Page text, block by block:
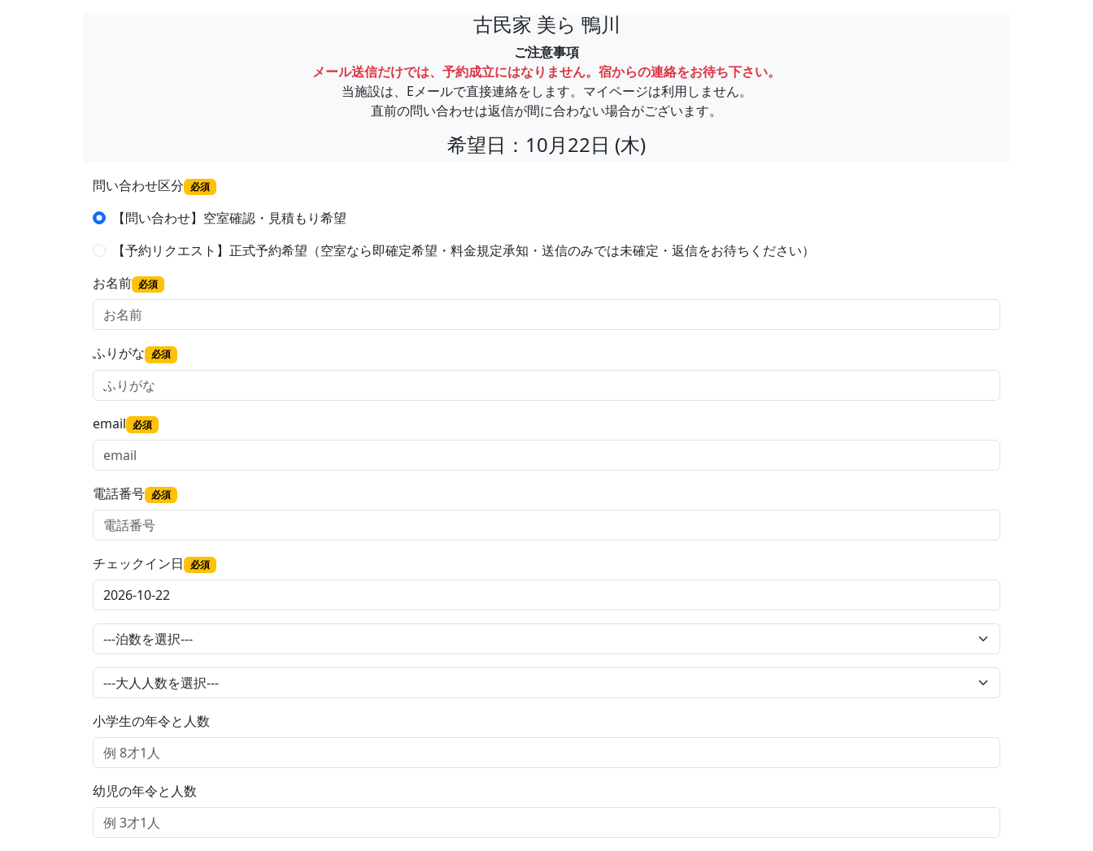
古民家 美ら 鴨川
ご注意事項
メール送信だけでは、予約成立にはなりません。宿からの連絡をお待ち下さい。
当施設は、Eメールで直接連絡をします。マイページは利用しません。
直前の問い合わせは返信が間に合わない場合がございます。
希望日：10月22日 (木)
問い合わせ区分 必須
【問い合わせ】空室確認・見積もり希望
【予約リクエスト】正式予約希望（空室なら即確定希望・料金規定承知・送信のみでは未確定・返信をお待ちください）
お名前 必須
ふりがな 必須
email 必須
電話番号 必須
チェックイン日 必須
小学生の年令と人数
幼児の年令と人数